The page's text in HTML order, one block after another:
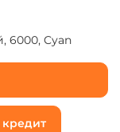
6000, Cyan
кредит